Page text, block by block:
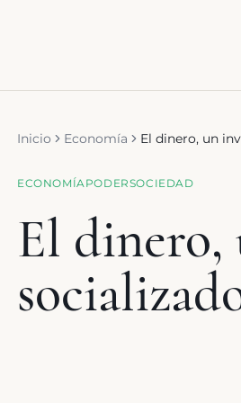
Inicio Economía El dinero, un
ECONOMÍAPODERSOCIEDAD
El dinero,